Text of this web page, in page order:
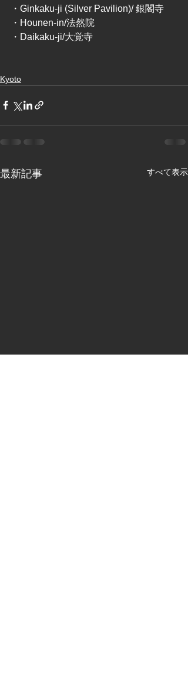
・Ginkaku-ji (Silver Pavilion)/ 銀閣寺
・Hounen-in/法然院
・Daikaku-ji/大覚寺
Kyoto
最新記事 すべて表示